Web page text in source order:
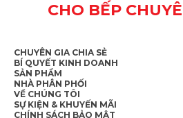
CHO BẾP
CHUYÊN GIA CHIA SẺ
BÍ QUYẾT KINH DOANH
SẢN PHẨM
NHÀ PHÂN PHỐI
VỀ CHÚNG TÔI
SỰ KIỆN & KHUYẾN MÃI
CHÍNH SÁCH BẢO MẬT